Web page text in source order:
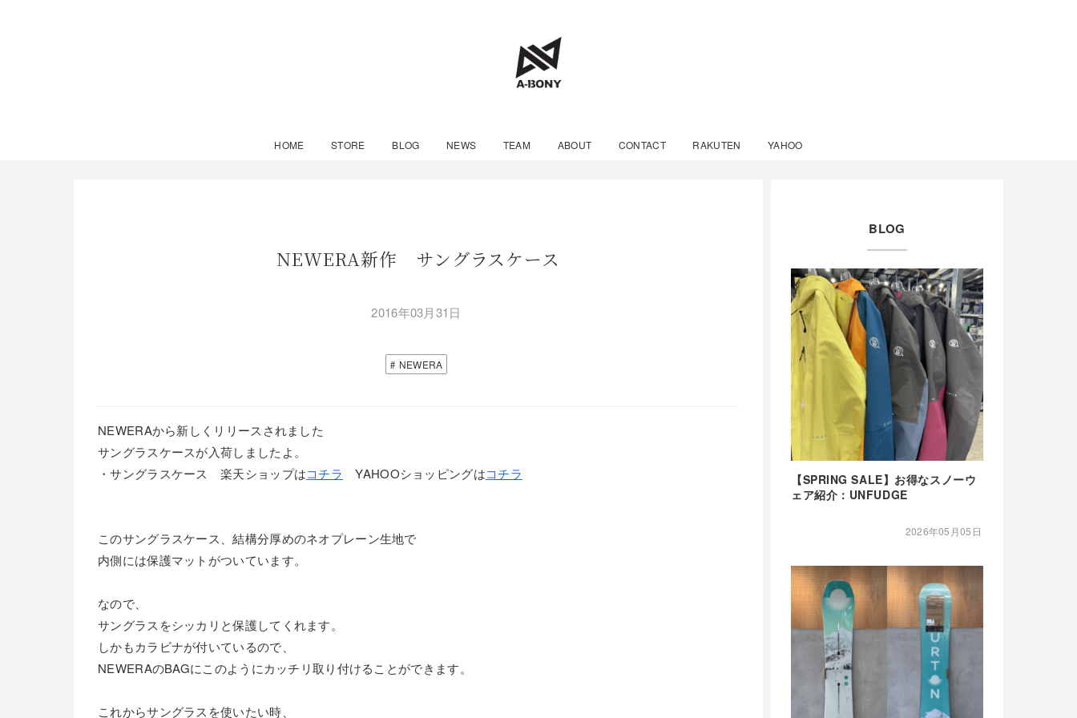
HOME STORE BLOG NEWS TEAM ABOUT CONTACT RAKUTEN YAHOO
NEWERA新作 サングラスケース
2016年03月31日
NEWERA
NEWERAから新しくリリースされました
サングラスケースが入荷しましたよ。
・サングラスケース 楽天ショップはコチラ YAHOOショッピングはコチラ
このサングラスケース、結構分厚めのネオプレーン生地で
内側には保護マットがついています。
なので、
サングラスをシッカリと保護してくれます。
しかもカラビナが付いているので、
NEWERAのBAGにこのようにカッチリ取り付けることができます。
これからサングラスを使いたい時、
BLOG
【SPRING SALE】お得なスノーウ
ェア紹介：UNFUDGE
2026年05月05日